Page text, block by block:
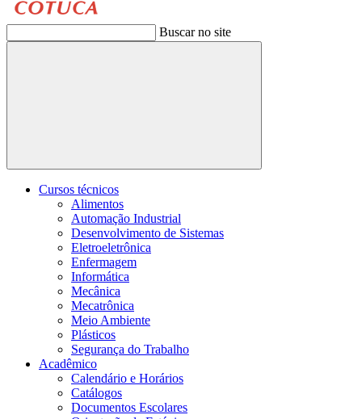
Buscar no site
Buscar
Cursos técnicos
Alimentos
Automação Industrial
Desenvolvimento de Sistemas
Eletroeletrônica
Enfermagem
Informática
Mecânica
Mecatrônica
Meio Ambiente
Plásticos
Segurança do Trabalho
Acadêmico
Calendário e Horários
Catálogos
Documentos Escolares